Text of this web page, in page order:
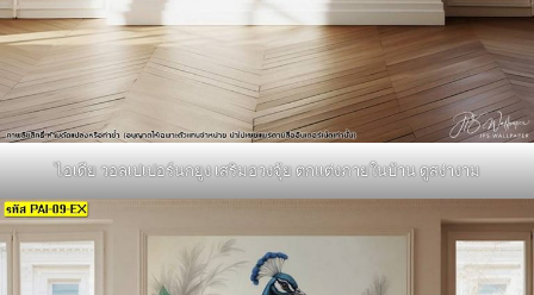
ไอเดีย วอลเปเปอร์นกยูง เสริมฮวงจุ้ย ตกแต่งภายในบ้าน ดูสง่างาม